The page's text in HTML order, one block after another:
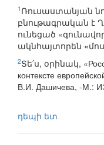
1 Ռուսաստանյան
բնութագրական է
ունեցած
ակնհայտորեն
2Տե՛ս, օրինակ,
контексте
В.И. Дашичева, -М.:
դեպի ետ